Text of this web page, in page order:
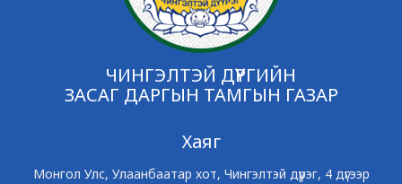
ЧИНГЭЛТЭЙ ДҮҮРГИЙН
ЗАСАГ ДАРГЫН ТАМГЫН ГАЗАР
Хаяг
Монгол Улс, Улаанбаатар хот, Чингэлтэй дүүрэг, 4 дүгээр